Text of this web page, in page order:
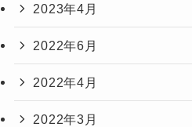
2023年4月
2022年6月
2022年4月
2022年3月